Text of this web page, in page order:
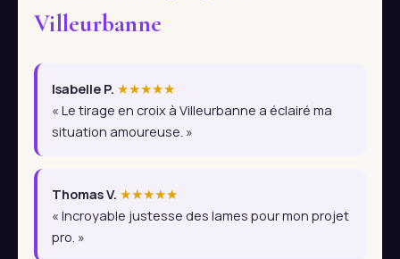
Villeurbanne
Isabelle P. ★★★★★
« Le tirage en croix à Villeurbanne a éclairé ma
situation amoureuse. »
Thomas V. ★★★★★
« Incroyable justesse des lames pour mon projet
pro. »